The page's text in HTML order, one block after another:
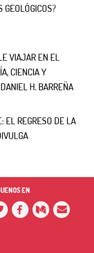
GEOLÓGICOS?
VIAJAR EN EL
CIENCIA Y
H. BARREÑA
EL REGRESO DE LA
EN